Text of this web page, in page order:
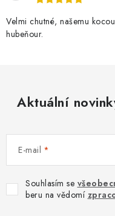
Velmi chutné, našemu
hubeňour.
Aktuální
E-mail
Souhlasím se
beru na vědomí